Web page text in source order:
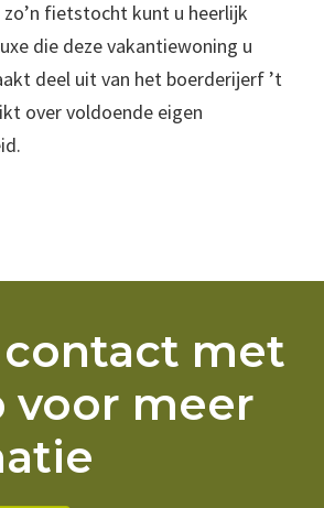
fietstocht kunt u heerlijk
die deze vakantiewoning u
deel uit van het boerderijerf ’t
over voldoende eigen
met
voor meer